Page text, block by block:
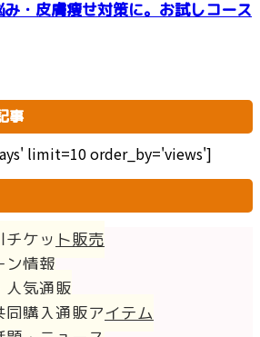
・皮膚痩せ対策に。お試しコース
事
limit=10 order_by='views']
チケット販売
ン情報
人気通販
同購入通販アイテム